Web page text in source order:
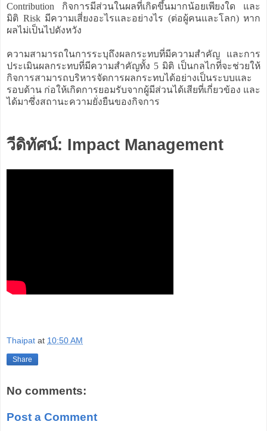
Contribution กิจการมีส่วนในผลที่เกิดขึ้นมากน้อยเพียงใด และ
มิติ Risk มีความเสี่ยงอะไรและอย่างไร (ต่อผู้คนและโลก) หาก
ผลไม่เป็นไปดังหวัง
ความสามารถในการระบุถึงผลกระทบที่มีความสำคัญ และการ
ประเมินผลกระทบที่มีความสำคัญทั้ง 5 มิติ เป็นกลไกที่จะช่วยให้
กิจการสามารถบริหารจัดการผลกระทบได้อย่างเป็นระบบและ
รอบด้าน ก่อให้เกิดการยอมรับจากผู้มีส่วนได้เสียที่เกี่ยวข้อง และ
ได้มาซึ่งสถานะความยั่งยืนของกิจการ
วีดิทัศน์: Impact Management
Thaipat at 10:50 AM
Share
No comments:
Post a Comment